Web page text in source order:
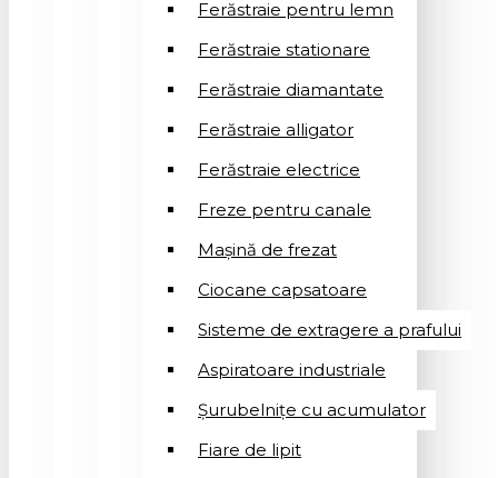
Ferăstraie pentru lemn
Ferăstraie stationare
Ferăstraie diamantate
Ferăstraie alligator
Ferăstraie electrice
Freze pentru canale
Mașină de frezat
Ciocane capsatoare
Sisteme de extragere a prafului
Aspiratoare industriale
Șurubelnițe cu acumulator
Fiare de lipit